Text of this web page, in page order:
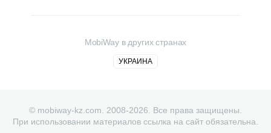
MobiWay в других странах
УКРАИНА
© mobiway-kz.com. 2008-2026. Все права защищены.
При использовании материалов ссылка на сайт обязательна.